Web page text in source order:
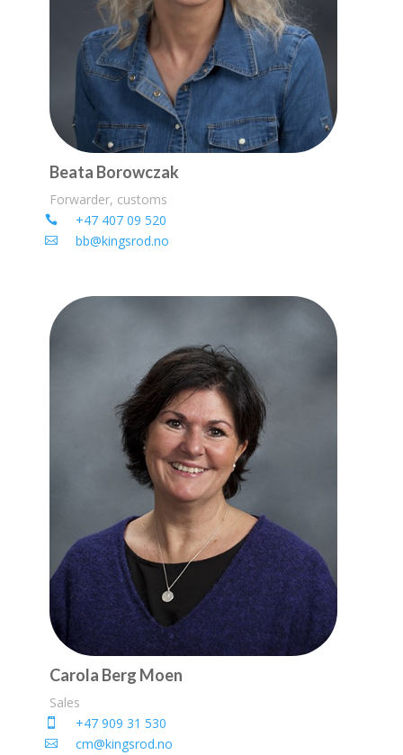
Beata Borowczak
Forwarder, customs
+47 407 09 520
bb@kingsrod.no
Carola Berg Moen
Sales
+47 909 31 530
cm@kingsrod.no